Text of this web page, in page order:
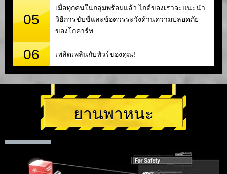
05
เมื่อทุกคนในกลุ่มพร้อมแล้ว ไกด์ของเราจะแนะนำ
วิธีการขับขี่และข้อควรระวังด้านความปลอดภัย
ของโกคาร์ท
06 เพลิดเพลินกับทัวร์ของคุณ!
ยานพาหนะ